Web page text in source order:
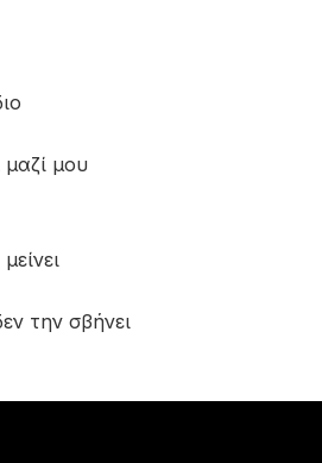
μου
την σβήνει